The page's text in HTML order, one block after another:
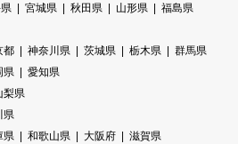
宮城県 秋田県 山形県
福島県
都 神奈川県 茨城県 栃木県
群馬県
県
愛知県
梨県
県
県 和歌山県 大阪府
滋賀県